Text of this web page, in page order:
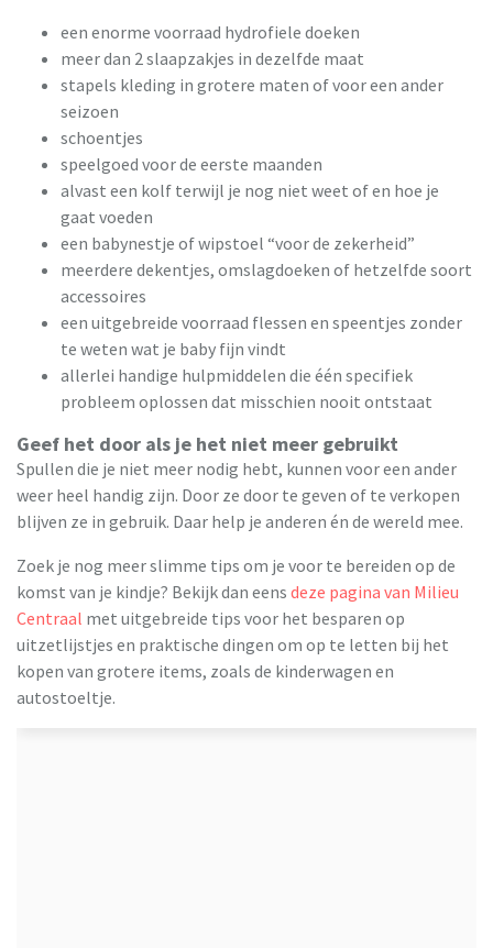
een enorme voorraad hydrofiele doeken
meer dan 2 slaapzakjes in dezelfde maat
stapels kleding in grotere maten of voor een ander
seizoen
schoentjes
speelgoed voor de eerste maanden
alvast een kolf terwijl je nog niet weet of en hoe je
gaat voeden
een babynestje of wipstoel “voor de zekerheid”
meerdere dekentjes, omslagdoeken of hetzelfde soort
accessoires
een uitgebreide voorraad flessen en speentjes zonder
te weten wat je baby fijn vindt
allerlei handige hulpmiddelen die één specifiek
probleem oplossen dat misschien nooit ontstaat
Geef het door als je het niet meer gebruikt
Spullen die je niet meer nodig hebt, kunnen voor een ander
weer heel handig zijn. Door ze door te geven of te verkopen
blijven ze in gebruik. Daar help je anderen én de wereld mee.
Zoek je nog meer slimme tips om je voor te bereiden op de
komst van je kindje? Bekijk dan eens deze pagina van Milieu
Centraal met uitgebreide tips voor het besparen op
uitzetlijstjes en praktische dingen om op te letten bij het
kopen van grotere items, zoals de kinderwagen en
autostoeltje.